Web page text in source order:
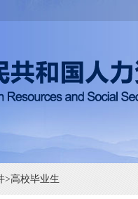
>高校毕业生